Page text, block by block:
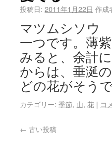
投稿日: 2011年1月22日 作成
マツムシソウ
一つです。薄
みると、余計
からは、垂涎
どの花がそう
カテゴリー: 季節, 山, 花 | コ
← 古い投稿